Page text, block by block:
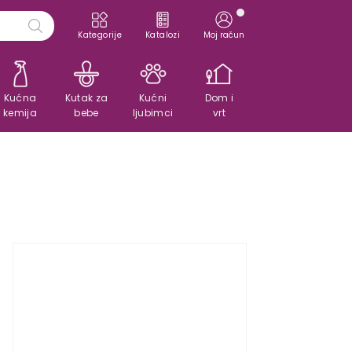
Kategorije Katalozi Moj račun
Kućna
kemija
Kutak za
bebe
Kućni
ljubimci
Dom i
vrt